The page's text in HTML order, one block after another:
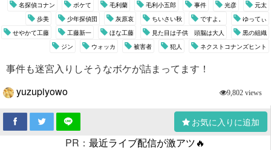
名探偵コナン ボケて 毛利蘭 毛利小五郎 事件 光彦
元太
歩美
少年探偵団 灰原哀 ちいさい秋 ですよ。
ゆってぃ
せやかて工藤
工藤新一 ほな工藤 見た目は子供 頭脳は大人
黒の組織
ジン
ウォッカ 被害者 犯人 ネクストコナンズヒント
事件も迷宮入りしそうなボケが詰まってます！
yuzupiyowo
9,802 views
お気に入りに追加
PR： 最近ライブ配信が激アツ🔥